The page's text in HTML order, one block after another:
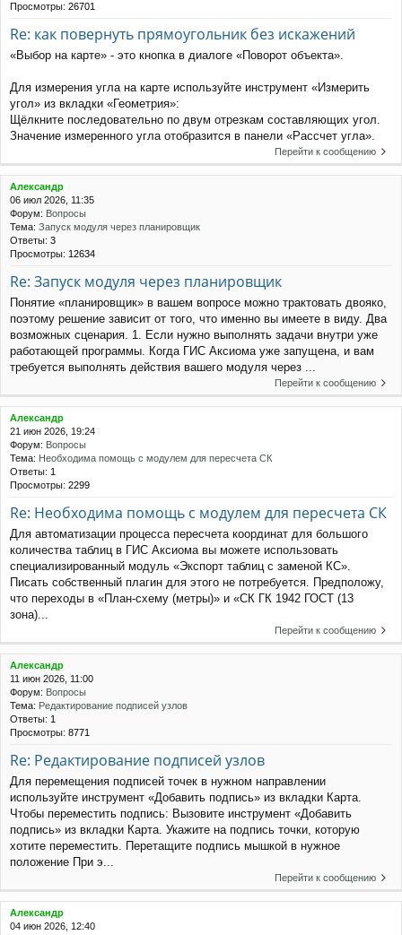
Просмотры: 26701
Re: как повернуть прямоугольник без искажений
«Выбор на карте» - это кнопка в диалоге «Поворот объекта».
Для измерения угла на карте используйте инструмент «Измерить
угол» из вкладки «Геометрия»:
Щёлкните последовательно по двум отрезкам составляющих угол.
Значение измеренного угла отобразится в панели «Рассчет угла».
Перейти к сообщению
Александр
06 июл 2026, 11:35
Форум: Вопросы
Тема: Запуск модуля через планировщик
Ответы: 3
Просмотры: 12634
Re: Запуск модуля через планировщик
Понятие «планировщик» в вашем вопросе можно трактовать двояко,
поэтому решение зависит от того, что именно вы имеете в виду. Два
возможных сценария. 1. Если нужно выполнять задачи внутри уже
работающей программы. Когда ГИС Аксиома уже запущена, и вам
требуется выполнять действия вашего модуля через ...
Перейти к сообщению
Александр
21 июн 2026, 19:24
Форум: Вопросы
Тема: Необходима помощь с модулем для пересчета СК
Ответы: 1
Просмотры: 2299
Re: Необходима помощь с модулем для пересчета СК
Для автоматизации процесса пересчета координат для большого
количества таблиц в ГИС Аксиома вы можете использовать
специализированный модуль «Экспорт таблиц с заменой КС».
Писать собственный плагин для этого не потребуется. Предположу,
что переходы в «План-схему (метры)» и «СК ГК 1942 ГОСТ (13
зона)...
Перейти к сообщению
Александр
11 июн 2026, 11:00
Форум: Вопросы
Тема: Редактирование подписей узлов
Ответы: 1
Просмотры: 8771
Re: Редактирование подписей узлов
Для перемещения подписей точек в нужном направлении
используйте инструмент «Добавить подпись» из вкладки Карта.
Чтобы переместить подпись: Вызовите инструмент «Добавить
подпись» из вкладки Карта. Укажите на подпись точки, которую
хотите переместить. Перетащите подпись мышкой в нужное
положение При э...
Перейти к сообщению
Александр
04 июн 2026, 12:40